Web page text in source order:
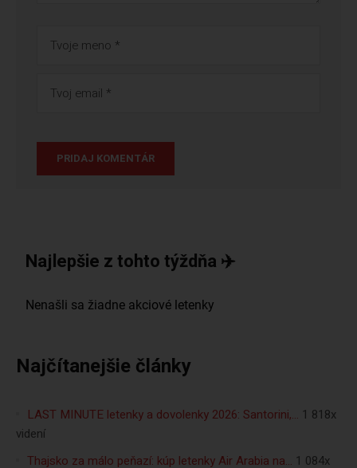
Najlepšie z tohto týždňa ✈️
Najčítanejšie články
LAST MINUTE letenky a dovolenky 2026: Santorini,… 1 818x
videní
Thajsko za málo peňazí: kúp letenky Air Arabia na… 1 084x